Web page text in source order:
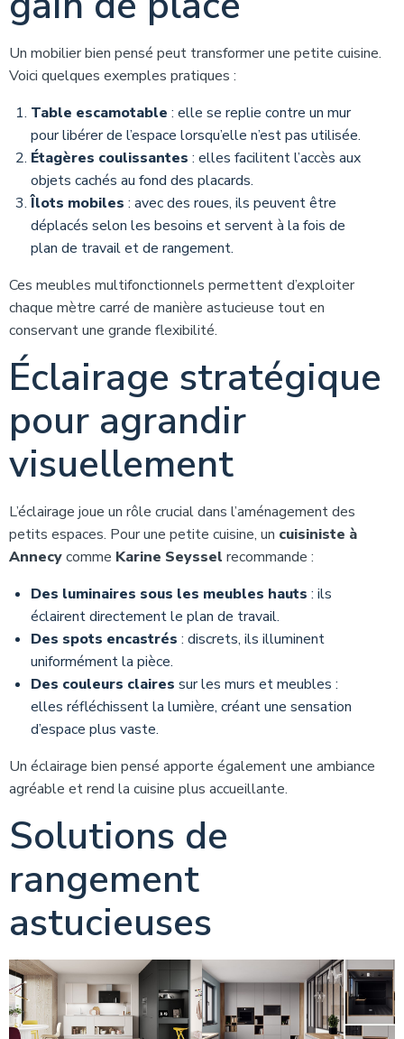
Un mobilier bien pensé peut transformer une petite cuisine.
Voici quelques exemples pratiques :
Table escamotable : elle se replie contre un mur
pour libérer de l’espace lorsqu’elle n’est pas utilisée.
Étagères coulissantes : elles facilitent l’accès aux
objets cachés au fond des placards.
Îlots mobiles : avec des roues, ils peuvent être
déplacés selon les besoins et servent à la fois de
plan de travail et de rangement.
Ces meubles multifonctionnels permettent d’exploiter
chaque mètre carré de manière astucieuse tout en
conservant une grande flexibilité.
Éclairage stratégique
pour agrandir
visuellement
L’éclairage joue un rôle crucial dans l’aménagement des
petits espaces. Pour une petite cuisine, un cuisiniste à
Annecycomme Karine Seyssel recommande :
Des luminaires sous les meubles hauts : ils
éclairent directement le plan de travail.
Des spots encastrés : discrets, ils illuminent
uniformément la pièce.
Des couleurs claires sur les murs et meubles :
elles réfléchissent la lumière, créant une sensation
d’espace plus vaste.
Un éclairage bien pensé apporte également une ambiance
agréable et rend la cuisine plus accueillante.
Solutions de
rangement
astucieuses